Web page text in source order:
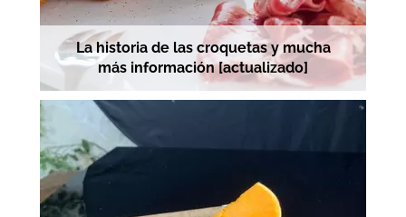
La historia de las croquetas y mucha
más información [actualizado]